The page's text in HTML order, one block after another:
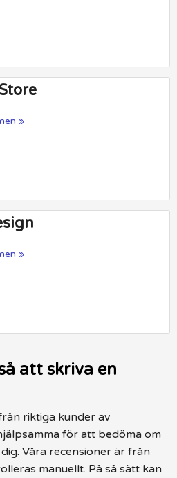
»
»
att skriva en
riktiga kunder av
för att bedöma om
Våra recensioner är från
manuellt. På så sätt kan